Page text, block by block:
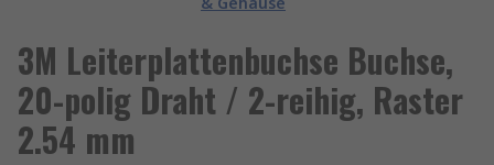
3M Leiterplattenbuchse Buchse,
20-polig Draht / 2-reihig, Raster
2.54 mm